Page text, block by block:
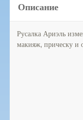
Описание
Русалка Ариэль
макияж, прическу и